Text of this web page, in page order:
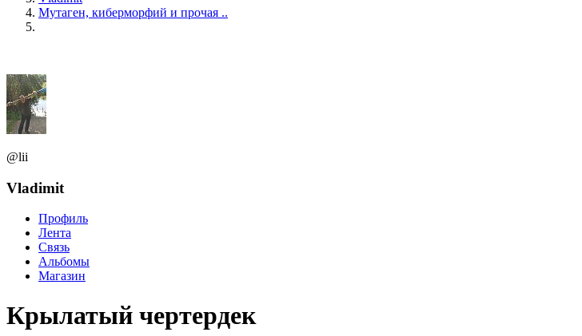
Мутаген, киберморфий и прочая ..
@lii
Vladimit
Профиль
Лента
Связь
Альбомы
Магазин
Крылатый чертердек